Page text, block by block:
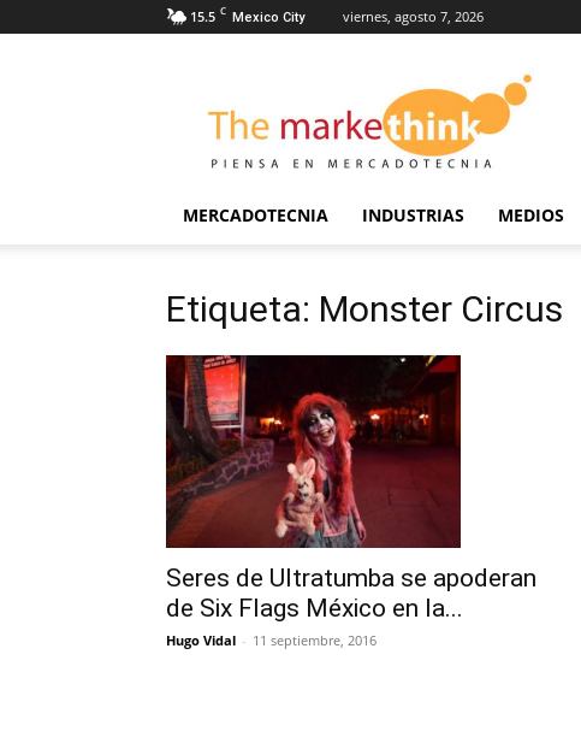
15.5 C Mexico City viernes, agosto 7, 2026
Markethink
MERCADOTECNIA INDUSTRIAS MEDIOS
Etiqueta: Monster Circus
Seres de Ultratumba se apoderan
de Six Flags México en la...
Hugo Vidal - 11 septiembre, 2016